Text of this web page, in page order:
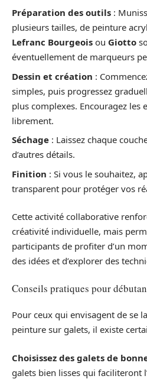
Préparation des outils :
plusieurs tailles, de peinture
Lefranc Bourgeois ou Giotto
éventuellement de marqueurs
Dessin et création :
simples, puis progressez
plus complexes. Encouragez les
librement.
Séchage : Laissez chaque
d’autres détails.
Finition : Si vous le souhaitez,
transparent pour protéger vos
Cette activité collaborative
créativité individuelle, mais
participants de profiter d’un
des idées et d’explorer des
Conseils pratiques pour
Pour ceux qui envisagent de se
peinture sur galets, il existe
Choisissez des galets de
galets bien lisses qui faciliteront